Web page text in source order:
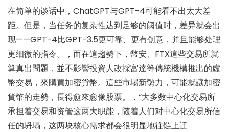
在简单的谈话中，ChatGPT与GPT-4可能看不出太大差
距。但是，当任务的复杂性达到足够的阈值时，差异就会出
现——GPT-4比GPT-3.5更可靠、更有创意，并且能够处理
更细微的指令。，而在這趨勢下，幣安、FTX這些交易所就
算真出問題，並不影響投資人改採富達等傳統機構推出的虛
幣交易，來購買加密貨幣。這些市場新勢力，可能就讓加密
貨幣的走勢，長得愈來愈像股票。，“大多数中心化交易所
承担着交易和资管这两大职能，随着人们对中心化交易所信
任的坍塌，这两块核心需求都会很明显地往链上迁